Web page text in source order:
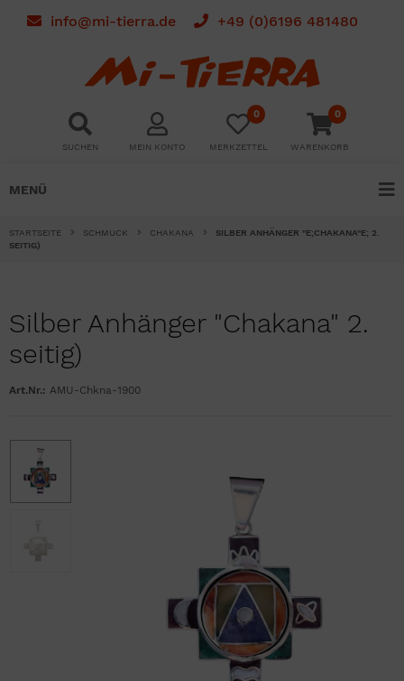
info@mi-tierra.de +49 (0)6196 481480
SUCHEN MEIN KONTO
0
MERKZETTEL
0
WARENKORB
MENÜ
STARTSEITE SCHMUCK CHAKANA
SILBER ANHÄNGER "E;CHAKANA"E; 2.
SEITIG)
Silber Anhänger "Chakana" 2.
seitig)
Art.Nr.: AMU-Chkna-1900